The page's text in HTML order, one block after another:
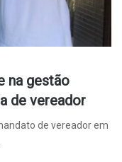
na gestão
de vereador
de vereador em